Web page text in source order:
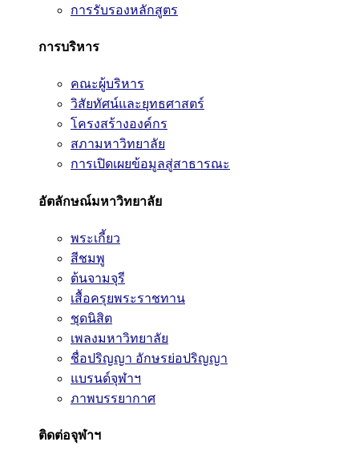
การรับรองหลักสูตร
การบริหาร
คณะผู้บริหาร
วิสัยทัศน์และยุทธศาสตร์
โครงสร้างองค์กร
สภามหาวิทยาลัย
การเปิดเผยข้อมูลสู่สาธารณะ
อัตลักษณ์มหาวิทยาลัย
พระเกี้ยว
สีชมพู
ต้นจามจุรี
เสื้อครุยพระราชทาน
ชุดนิสิต
เพลงมหาวิทยาลัย
ชื่อปริญญา อักษรย่อปริญญา
แบรนด์จุฬาฯ
ภาพบรรยากาศ
ติดต่อจุฬาฯ